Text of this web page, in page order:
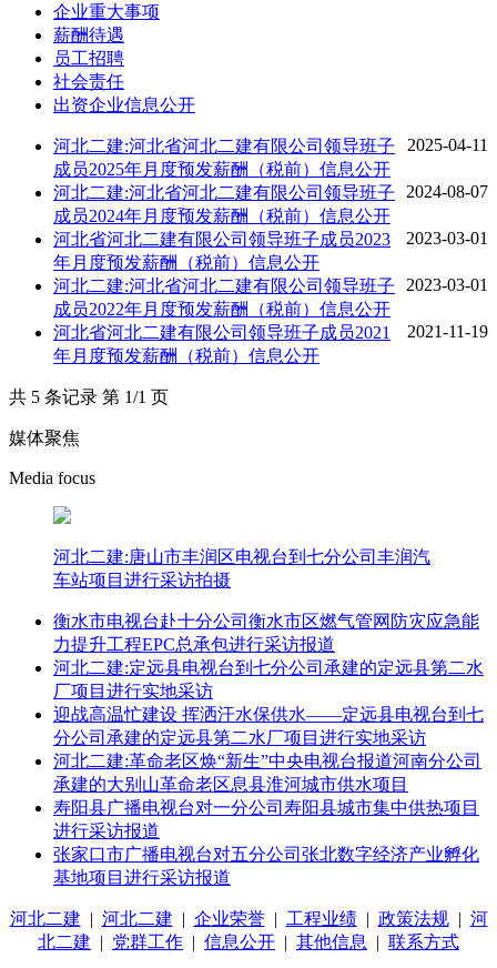
企业重大事项
薪酬待遇
员工招聘
社会责任
出资企业信息公开
2025-04-11
河北二建:河北省河北二建有限公司领导班子
成员2025年月度预发薪酬（税前）信息公开
2024-08-07
河北二建:河北省河北二建有限公司领导班子
成员2024年月度预发薪酬（税前）信息公开
2023-03-01
河北省河北二建有限公司领导班子成员2023
年月度预发薪酬（税前）信息公开
2023-03-01
河北二建:河北省河北二建有限公司领导班子
成员2022年月度预发薪酬（税前）信息公开
2021-11-19
河北省河北二建有限公司领导班子成员2021
年月度预发薪酬（税前）信息公开
共 5 条记录 第 1/1 页
媒体聚焦
Media focus
河北二建:唐山市丰润区电视台到七分公司丰润汽
车站项目进行采访拍摄
衡水市电视台赴十分公司衡水市区燃气管网防灾应急能
力提升工程EPC总承包进行采访报道
河北二建:定远县电视台到七分公司承建的定远县第二水
厂项目进行实地采访
迎战高温忙建设 挥洒汗水保供水——定远县电视台到七
分公司承建的定远县第二水厂项目进行实地采访
河北二建:革命老区焕“新生”中央电视台报道河南分公司
承建的大别山革命老区息县淮河城市供水项目
寿阳县广播电视台对一分公司寿阳县城市集中供热项目
进行采访报道
张家口市广播电视台对五分公司张北数字经济产业孵化
基地项目进行采访报道
河北二建 | 河北二建 | 企业荣誉| 工程业绩| 政策法规| 河
北二建 | 党群工作 | 信息公开 | 其他信息 | 联系方式